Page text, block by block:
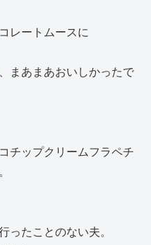
レートムースに
まあまあおいしかったで
チップクリームフラペチ
ったことのない夫。